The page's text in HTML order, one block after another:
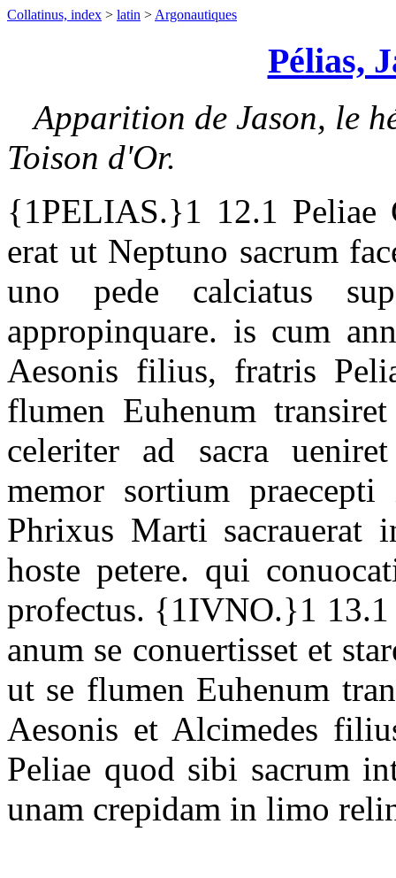
Collatinus, index > latin > Argonautiques
Pélias,
Apparition de Jason, le
Toison d'Or.
{1PELIAS.}1 12.1 Peliae
erat ut Neptuno sacrum
uno pede calciatus
appropinquare. is cum
Aesonis filius, fratris
flumen Euhenum
celeriter ad sacra
memor sortium
Phrixus Marti sacrauerat
hoste petere. qui
profectus. {1IVNO.}1 13.1
anum se conuertisset et
ut se flumen Euhenum
Aesonis et Alcimedes
Peliae quod sibi sacrum
unam crepidam in limo